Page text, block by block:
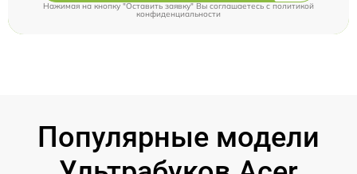
Нажимая на кнопку "Оставить заявку" Вы соглашаетесь cполитикой
конфиденциальности
Популярные модели